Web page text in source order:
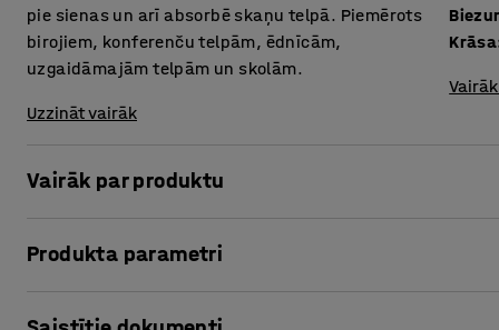
pie sienas un arī absorbē skaņu telpā. Piemērots
birojiem, konferenču telpām, ēdnīcām,
uzgaidāmajām telpām un skolām.
Uzzināt vairāk
Krāsa
Vairāk par produktu
un tajā pašā laikā padara telpas mājīgākas. Novieto
Produkta parametri